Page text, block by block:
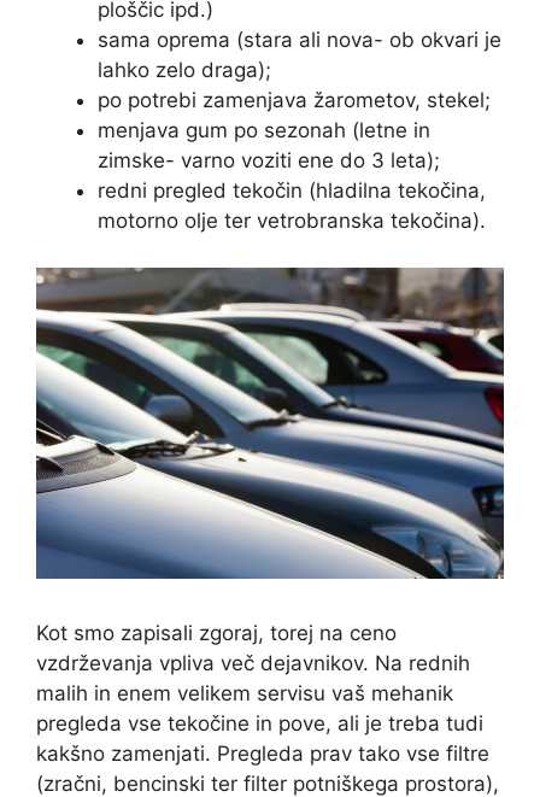
ploščic ipd.)
sama oprema (stara ali nova- ob okvari je
lahko zelo draga);
po potrebi zamenjava žarometov, stekel;
menjava gum po sezonah (letne in
zimske- varno voziti ene do 3 leta);
redni pregled tekočin (hladilna tekočina,
motorno olje ter vetrobranska tekočina).
Kot smo zapisali zgoraj, torej na ceno
vzdrževanja vpliva več dejavnikov. Na rednih
malih in enem velikem servisu vaš mehanik
pregleda vse tekočine in pove, ali je treba tudi
kakšno zamenjati. Pregleda prav tako vse filtre
(zračni, bencinski ter filter potniškega prostora),